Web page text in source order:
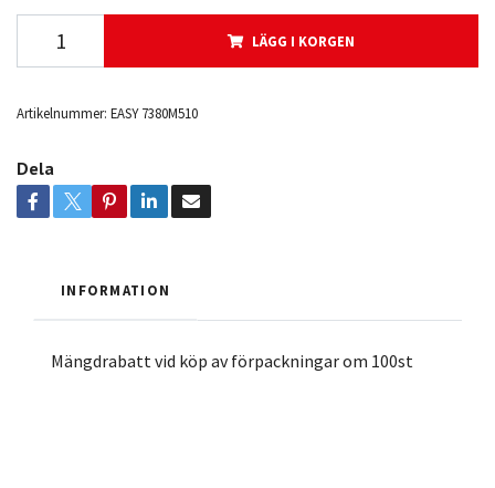
LÄGG I KORGEN
Artikelnummer: EASY 7380M510
Dela
INFORMATION
Mängdrabatt vid köp av förpackningar om 100st